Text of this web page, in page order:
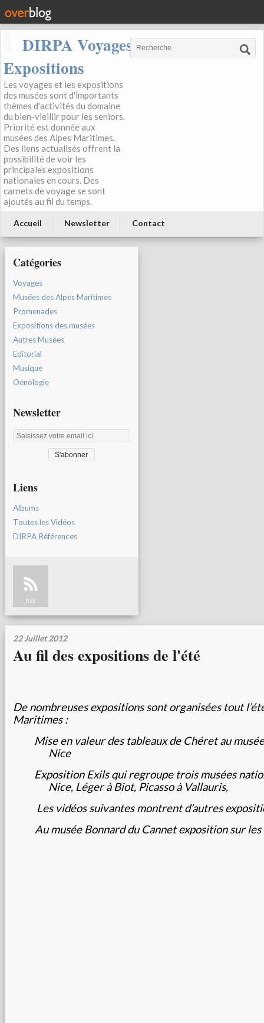
DIRPA Voyages, Musées,
Expositions
Les voyages et les expositions
des musées sont d'importants
thèmes d'activités du domaine
du bien-vieillir pour les seniors.
Priorité est donnée aux
musées des Alpes Maritimes.
Des liens actualisés offrent la
possibilité de voir les
principales expositions
nationales en cours. Des
carnets de voyage se sont
ajoutés au fil du temps.
Accueil Newsletter Contact
Catégories
Voyages
Musées des Alpes Maritimes
Promenades
Expositions des musées
Autres Musées
Editorial
Musique
Oenologie
Newsletter
Liens
Albums
Toutes les Vidéos
DIRPA Références
RSS
22 Juillet 2012
Au fil des expositions de l'été
De nombreuses expositions sont organisées tout
Maritimes :
Mise en valeur des tableaux de Chéret au
Nice
Exposition Exils qui regroupe trois musées
Nice, Léger à Biot, Picasso à Vallauris,
Les vidéos suivantes montrent d’autres
Au musée Bonnard du Cannet exposition sur les